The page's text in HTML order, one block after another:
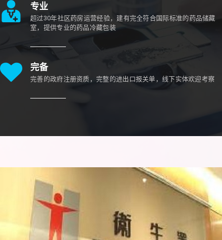
专业
超过30年社区药房运营经验，建有完全符合国际标准的药品储藏
室，提供专业的药品冷藏包装
完备
完善的政府注册资质，完整的进出口报关单，线下实体欢迎考察